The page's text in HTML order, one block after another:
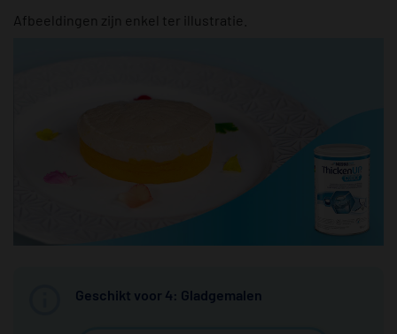
Afbeeldingen zijn enkel ter illustratie.
Geschikt voor 4: Gladgemalen